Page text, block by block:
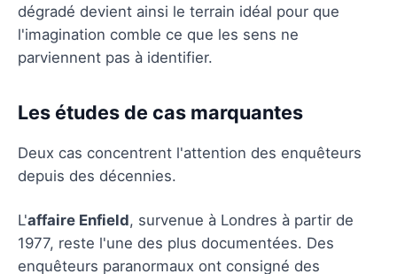
dégradé devient ainsi le terrain idéal pour que
l'imagination comble ce que les sens ne
parviennent pas à identifier.
Les études de cas marquantes
Deux cas concentrent l'attention des enquêteurs
depuis des décennies.
L'affaire Enfield, survenue à Londres à partir de
1977, reste l'une des plus documentées. Des
enquêteurs paranormaux ont consigné des